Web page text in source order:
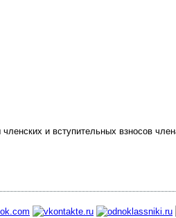
и вступительных взносов